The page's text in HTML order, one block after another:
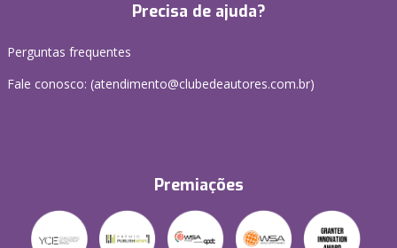
Precisa de ajuda?
Perguntas frequentes
Fale conosco: (atendimento@clubedeautores.com.br)
Premiações